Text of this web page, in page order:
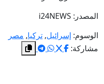
المصدر: i24NEWS
الوسوم: إسرائيل, تركيا, مصر
مشاركة: